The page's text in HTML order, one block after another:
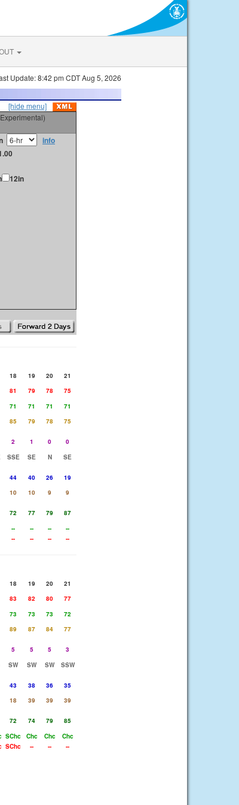
Update: 8:42 pm CDT Aug 5, 2026
[hide menu]
info
12in
18 19 20
21
81 79 78
75
71 71 71
71
85 79 78
75
2 1 0
0
SSE SE N
SE
44 40 26
19
10 10 9
9
72 77 79
87
-- -- --
--
-- -- -- --
18 19 20
21
83 82 80
77
73 73 73
72
89 87 84
77
5 5 5
3
SW SW SW
SSW
43 38 36
35
18 39 39
39
72 74 79
85
SChc Chc Chc
Chc
SChc -- -- --